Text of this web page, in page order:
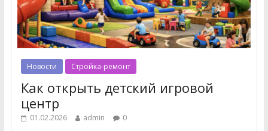
Новости Стройка-ремонт
Как открыть детский игровой
центр
01.02.2026 admin 0